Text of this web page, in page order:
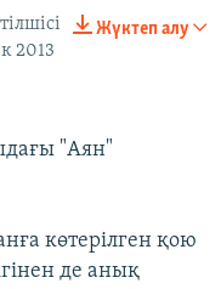
Жүктеп алу
2013
"Аян"
көтерілген қою
де анық